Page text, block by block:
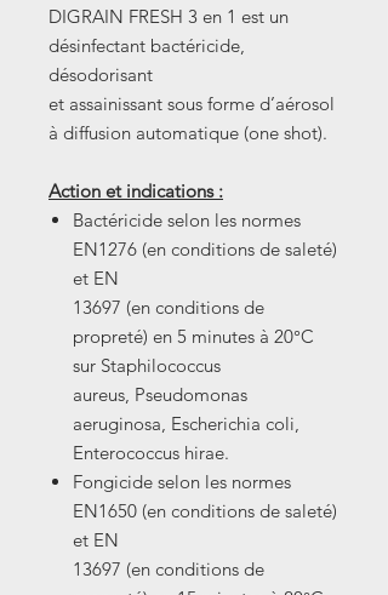
DIGRAIN FRESH 3 en 1 est un
désinfectant bactéricide,
désodorisant
et assainissant sous forme d’aérosol
à diffusion automatique (one shot).
Action et indications :
Bactéricide selon les normes
EN1276 (en conditions de saleté)
et EN
13697 (en conditions de
propreté) en 5 minutes à 20°C
sur Staphilococcus
aureus, Pseudomonas
aeruginosa, Escherichia coli,
Enterococcus hirae.
Fongicide selon les normes
EN1650 (en conditions de saleté)
et EN
13697 (en conditions de